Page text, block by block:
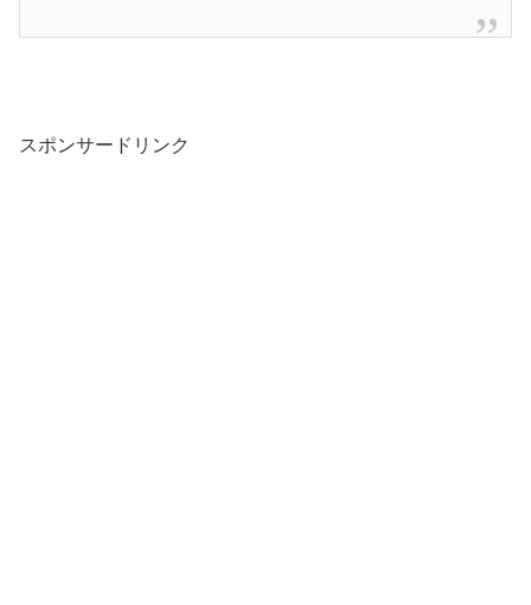
スポンサードリンク